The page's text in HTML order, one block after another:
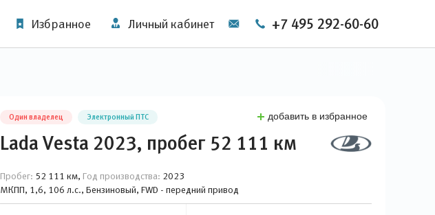
Избранное Личный кабинет +7 495 292-60-60
Один владелец Электронный ПТС добавить в избранное
Lada Vesta 2023, пробег 52 111 км
Пробег: 52 111 км, Год производства: 2023
МКПП, 1,6, 106 л.с., Бензиновый, FWD - передний привод